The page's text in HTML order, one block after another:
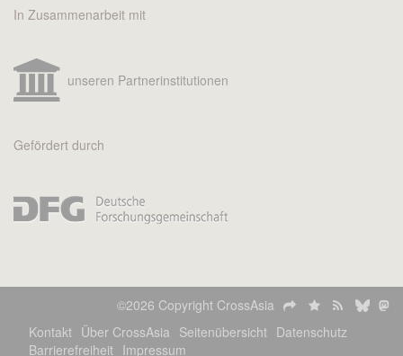
In Zusammenarbeit mit
unseren Partnerinstitutionen
Gefördert durch
©2026 Copyright CrossAsia
Kontakt Über CrossAsia Seitenübersicht Datenschutz
Barrierefreiheit Impressum